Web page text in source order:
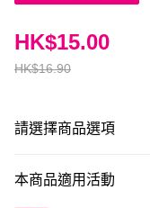
HK$16.90
HK$15.00
請選擇商品選項
本商品適用活動